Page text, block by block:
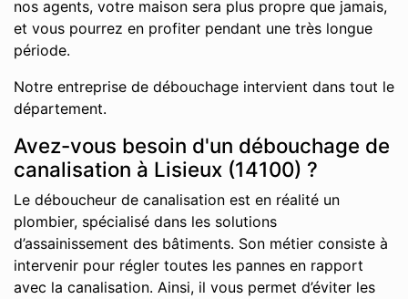
nos agents, votre maison sera plus propre que jamais,
et vous pourrez en profiter pendant une très longue
période.
Notre entreprise de débouchage intervient dans tout le
département.
Avez-vous besoin d'un débouchage de
canalisation à Lisieux (14100) ?
Le déboucheur de canalisation est en réalité un
plombier, spécialisé dans les solutions
d’assainissement des bâtiments. Son métier consiste à
intervenir pour régler toutes les pannes en rapport
avec la canalisation. Ainsi, il vous permet d’éviter les